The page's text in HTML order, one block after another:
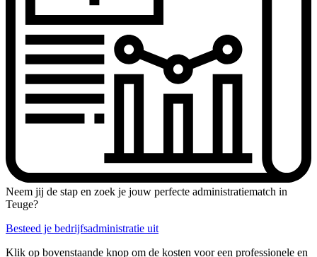
Neem jij de stap en zoek je jouw perfecte administratiematch in
Teuge?
Besteed je bedrijfsadministratie uit
Klik op bovenstaande knop om de kosten voor een professionele en